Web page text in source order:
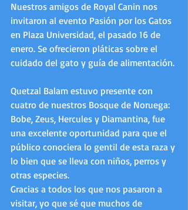
Nuestros amigos de Royal Canin nos
invitaron al evento Pasión por los Gatos
en Plaza Universidad, el pasado 16 de
enero. Se ofrecieron pláticas sobre el
cuidado del gato y guía de alimentación.
Quetzal Balam estuvo presente con
cuatro de nuestros Bosque de Noruega:
Bobe, Zeus, Hercules y Diamantina, fue
una excelente oportunidad para que el
público conociera lo gentil de esta raza y
lo bien que se lleva con niños, perros y
otras especies.
Gracias a todos los que nos pasaron a
visitar, yo que sé que muchos de